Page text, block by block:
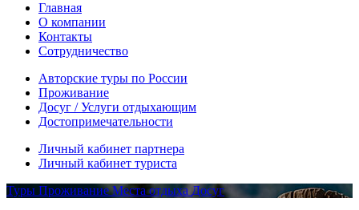
Главная
О компании
Контакты
Сотрудничество
Авторские туры по России
Проживание
Досуг / Услуги отдыхающим
Достопримечательности
Личный кабинет партнера
Личный кабинет туриста
Туры ПроживаниеМеста отдыха Досуг